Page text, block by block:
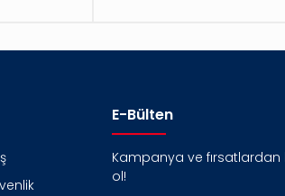
E-Bülten
Kampanya ve
ol!